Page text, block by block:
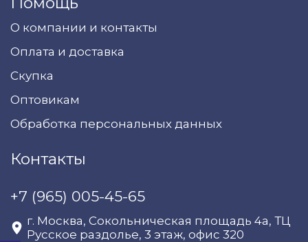
О компании и контакты
Оплата и доставка
Скупка
Оптовикам
Обработка персональных данных
Контакты
+7 (965) 005-45-65
г. Москва, Сокольническая площадь 4а, ТЦ
Русское раздолье, 3 этаж, офис 320